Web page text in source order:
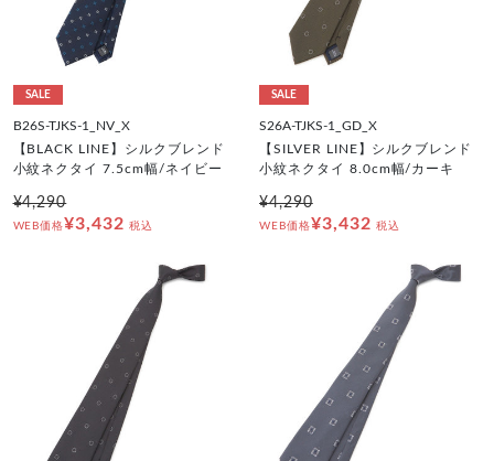
SALE
B26S-TJKS-1_NV_X
【BLACK LINE】シルクブレンド
小紋ネクタイ 7.5cm幅/ネイビー
¥4,290
WEB価格¥3,432 税込
SALE
S26A-TJKS-1_GD_X
【SILVER LINE】シルクブレンド
小紋ネクタイ 8.0cm幅/カーキ
¥4,290
WEB価格¥3,432 税込